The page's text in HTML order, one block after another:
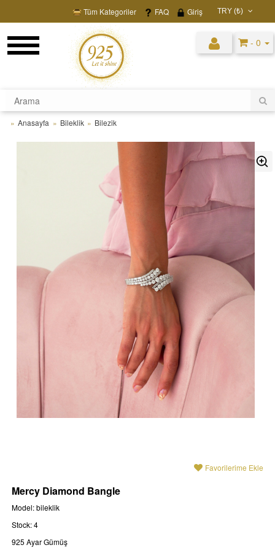
TRY (₺)
EUR (€)
Tüm Kategoriler FAQ Giriş
- 0
Anasayfa Bileklik Bilezik
Favorilerime Ekle
Mercy Diamond Bangle
Model: bileklik
Stock: 4
925 Ayar Gümüş